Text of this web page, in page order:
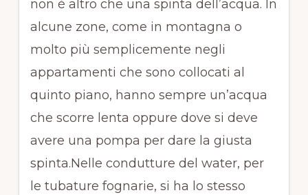
non è altro che una spinta dell’acqua. In
alcune zone, come in montagna o
molto più semplicemente negli
appartamenti che sono collocati al
quinto piano, hanno sempre un’acqua
che scorre lenta oppure dove si deve
avere una pompa per dare la giusta
spinta.Nelle condutture del water, per
le tubature fognarie, si ha lo stesso